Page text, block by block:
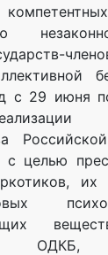
с 29 июня
целью
ОДКБ,